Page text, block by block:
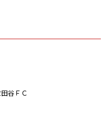
谷ＦＣ